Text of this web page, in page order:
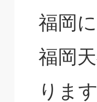
福岡
福岡
ります